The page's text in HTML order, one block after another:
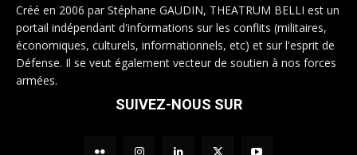
Créé en 2006 par Stéphane GAUDIN, THEATRUM BELLI est un
portail indépendant d'informations sur les conflits (militaires,
économiques, culturels, informationnels, etc) et sur l'esprit de
Défense. Il se veut également vecteur de soutien à nos forces
armées.
SUIVEZ-NOUS SUR